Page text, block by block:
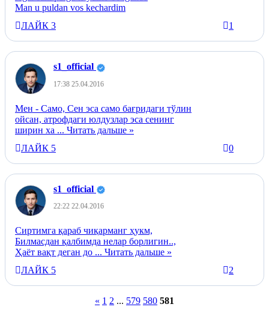
Man u puldan vos kechardim
ЛАЙК 3 1
s1_official
17:38 25.04.2016
Мен - Само, Сен эса само бағридаги тўлин
ойсан, атрофдаги юлдузлар эса сенинг
ширин ха ... Читать дальше »
ЛАЙК 5 0
s1_official
22:22 22.04.2016
Сиртимга қараб чиқарманг ҳукм,
Билмасдан қалбимда нелар борлигин..,
Ҳаёт вақт деган до ... Читать дальше »
ЛАЙК 5 2
« 1 2 ... 579 580 581